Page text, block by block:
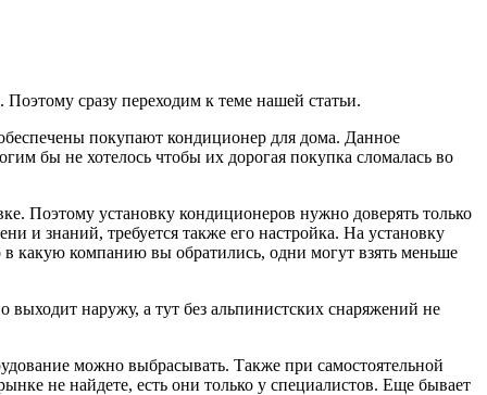
сразу переходим к теме нашей статьи.
покупают кондиционер для дома. Данное
бы не хотелось чтобы их дорогая покупка сломалась во
Поэтому установку кондиционеров нужно доверять только
и знаний, требуется также его настройка. На установку
в какую компанию вы обратились, одни могут взять меньше
выходит наружу, а тут без альпинистских снаряжений не
можно выбрасывать. Также при самостоятельной
не найдете, есть они только у специалистов. Еще бывает